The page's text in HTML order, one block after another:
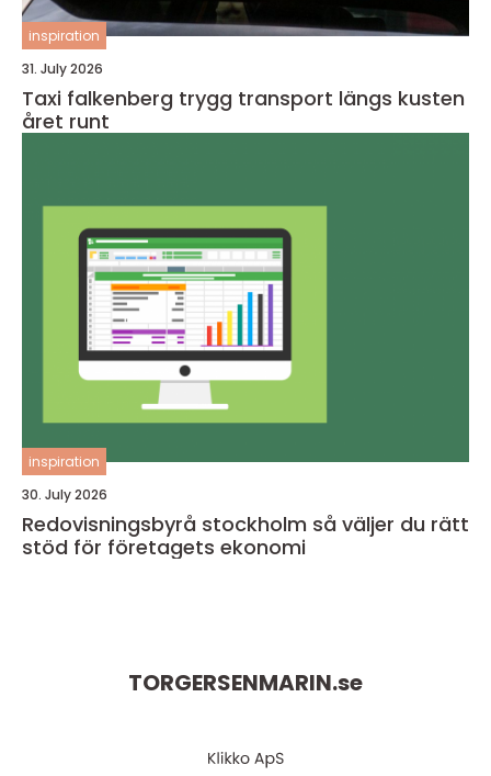
inspiration
31. July 2026
Taxi falkenberg trygg transport längs kusten
året runt
inspiration
30. July 2026
Redovisningsbyrå stockholm så väljer du rätt
stöd för företagets ekonomi
TORGERSENMARIN.se